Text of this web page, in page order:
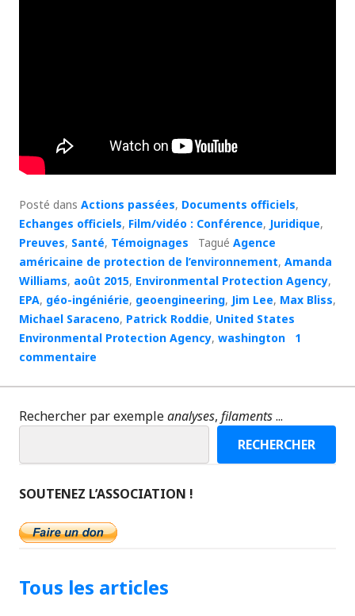
Posté dans Actions passées, Documents officiels,
Echanges officiels, Film/vidéo : Conférence, Juridique,
Preuves, Santé, Témoignages Tagué Agence
américaine de protection de l’environnement, Amanda
Williams, août 2015, Environmental Protection Agency,
EPA, géo-ingéniérie, geoengineering, Jim Lee, Max Bliss,
Michael Saraceno, Patrick Roddie, United States
Environmental Protection Agency, washington
1
commentaire
Rechercher par exempleanalyses, filaments...
RECHERCHER
SOUTENEZ L’ASSOCIATION !
Tous les articles